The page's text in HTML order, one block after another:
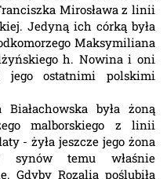
Mirosława z linii
Jedyną ich córką była
Maksymiliana
h. Nowina i oni
jego ostatnimi polskimi
była żoną
malborskiego z linii
- żyła jeszcze jego żona
synów temu właśnie
Gdyby Rozalia poślubiła